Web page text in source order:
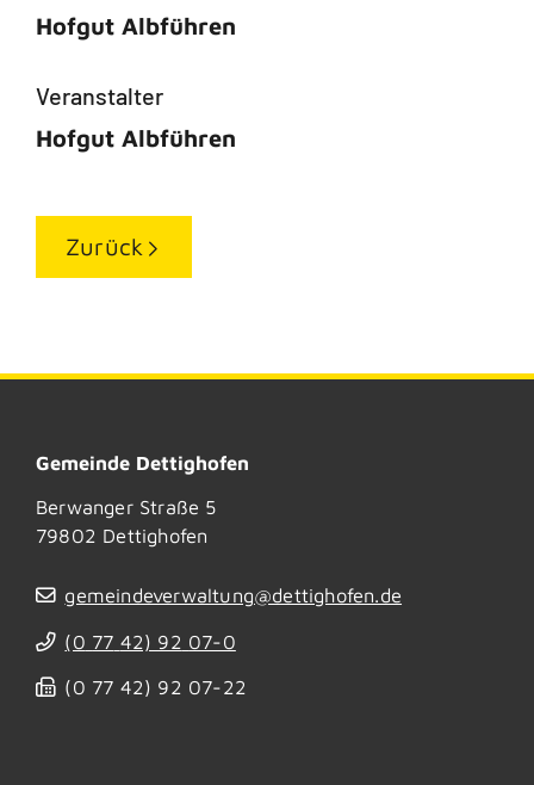
Hofgut Albführen
Veranstalter
Hofgut Albführen
Zurück
Gemeinde Dettighofen
Berwanger Straße 5
79802 Dettighofen
gemeindeverwaltung@dettighofen.de
(0 77 42) 92 07-0
(0 77 42) 92 07-22